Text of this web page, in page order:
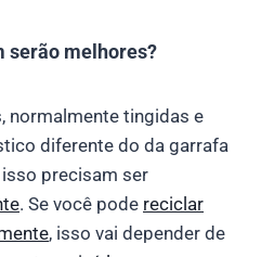
serão melhores?
normalmente tingidas e
diferente do da garrafa
precisam ser
. Se você pode reciclar
, isso vai depender de